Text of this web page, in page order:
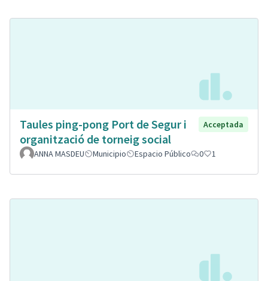
Taules ping-pong Port de Segur i
organització de torneig social
Acceptada
ANNA MASDEU Municipio Espacio Público 0 1